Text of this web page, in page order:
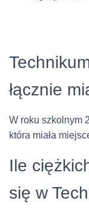
łącznie
W roku szkolnym
która miała
Ile
się w